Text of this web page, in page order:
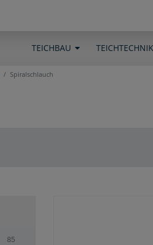
TEICHBAU TEICHTECHNIK
Spiralschlauch
85